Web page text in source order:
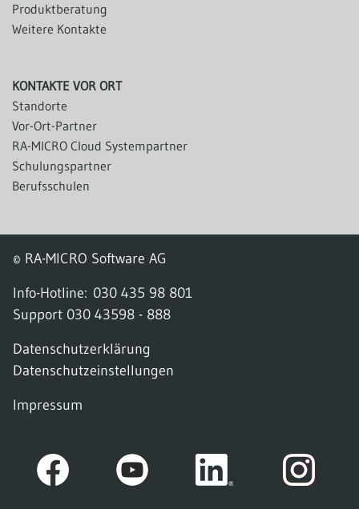
Produktberatung
Weitere Kontakte
KONTAKTE VOR ORT
Standorte
Vor-Ort-Partner
RA-MICRO Cloud Systempartner
Schulungspartner
Berufsschulen
© RA-MICRO Software AG
Info-Hotline: 030 435 98 801
Support 030 43598 - 888
Datenschutzerklärung
Datenschutzeinstellungen
Impressum